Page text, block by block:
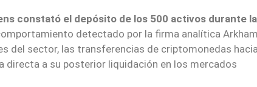
constató el depósito de los 500 activos durante la
detectado por la firma analítica
del sector, las transferencias de criptomonedas
a su posterior liquidación en los mercados